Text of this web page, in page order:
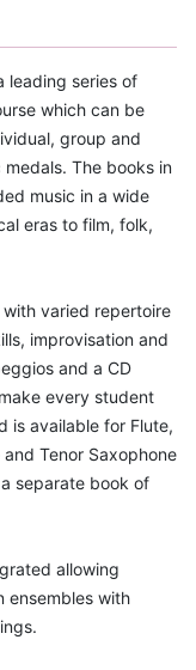
leading series of
which can be
group and
The books in
music in a wide
eras to film, folk,
varied repertoire
improvisation and
and a CD
every student
is available for Flute,
Tenor Saxophone
separate book of
allowing
ensembles with